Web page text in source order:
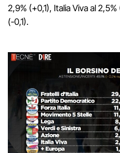
2,9% (+0,1), Italia Viva al
(-0,1).